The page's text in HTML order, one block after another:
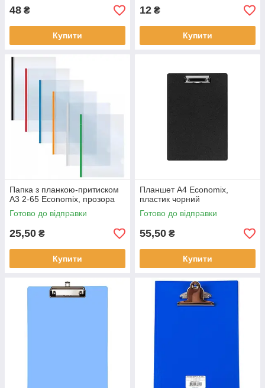
48 ₴
Купити
12 ₴
Купити
Папка з планкою-притиском
А3 2-65 Economix, прозора
Готово до відправки
25,50 ₴
Купити
Планшет А4 Economix,
пластик чорний
Готово до відправки
55,50 ₴
Купити